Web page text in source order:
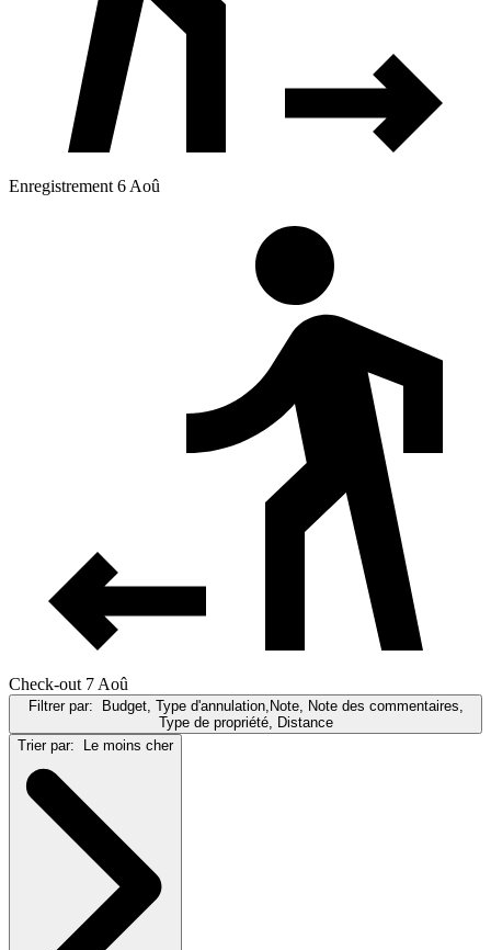
Enregistrement 6 Aoû
Check-out 7 Aoû
Filtrer par: Budget, Type d'annulation,Note, Note des commentaires,
Type de propriété, Distance
Trier par: Le moins cher